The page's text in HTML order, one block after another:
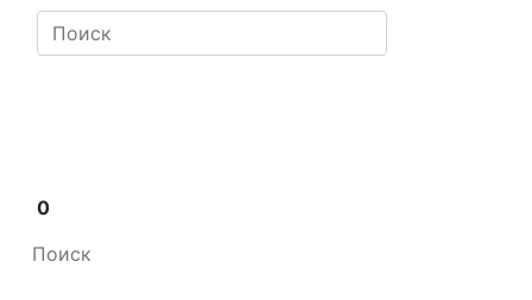
0